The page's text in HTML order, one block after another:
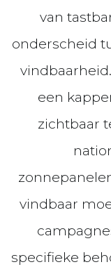
van
onderscheid
een
zichtbaar
vindbaar
specifieke